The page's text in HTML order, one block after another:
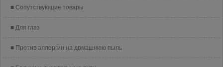
Сопутствующие товары
Для глаз
Против аллергии на домашнюю пыль